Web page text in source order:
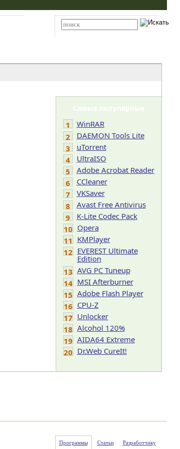
Самые популярные
1
WinRAR
2
DAEMON Tools Lite
3
uTorrent
4
UltraISO
5
Adobe Acrobat Reader
6
CCleaner
7
VKSaver
8
Avast Free Antivirus
9
K-Lite Codec Pack
10 Opera
11 KMPlayer
12 EVEREST Ultimate
Edition
13 AVG PC Tuneup
14 MSI Afterburner
15 Adobe Flash Player
16 CPU-Z
17 Unlocker
18 Alcohol 120%
19 AIDA64 Extreme
20 Dr.Web CureIt!
Программы Статьи Разработчику